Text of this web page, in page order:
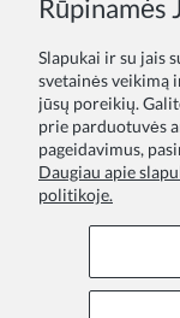
Rūpinamės
Slapukai ir su jais
svetainės veikimą
jūsų poreikių.
prie parduotuvės
pageidavimus,
Daugiau apie
politikoje.